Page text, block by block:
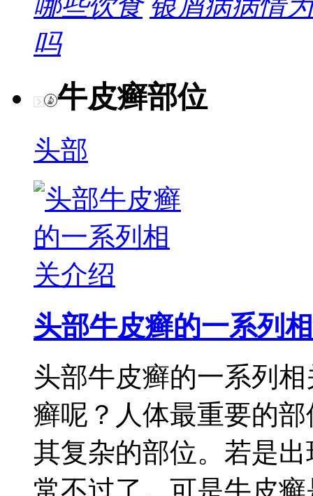
哪些饮食 银屑病病情
吗
牛皮癣部位
头部
头部牛皮癣的一系列相
头部牛皮癣的一系列
癣呢？人体最重要的
其复杂的部位。若是